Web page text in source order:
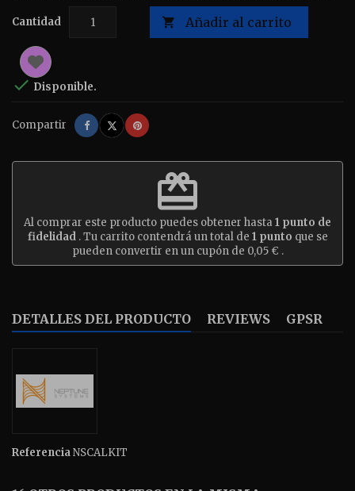
Cantidad  Añadir al carrito
 Disponible.
Compartir Compartir
TuitearPinterest
redeem
Al comprar este producto puedes obtener hasta1 punto de
fidelidad. Tu carrito contendrá un total de 1punto que se
pueden convertir en un cupón de 0,05 € .
DETALLES DEL PRODUCTO REVIEWS GPSR
ReferenciaNSCALKIT